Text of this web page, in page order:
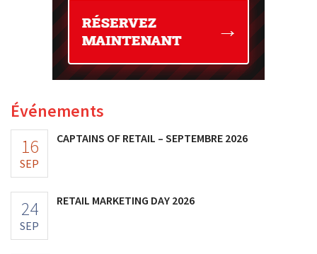
Événements
16
SEP
CAPTAINS OF RETAIL – SEPTEMBRE 2026
24
SEP
RETAIL MARKETING DAY 2026